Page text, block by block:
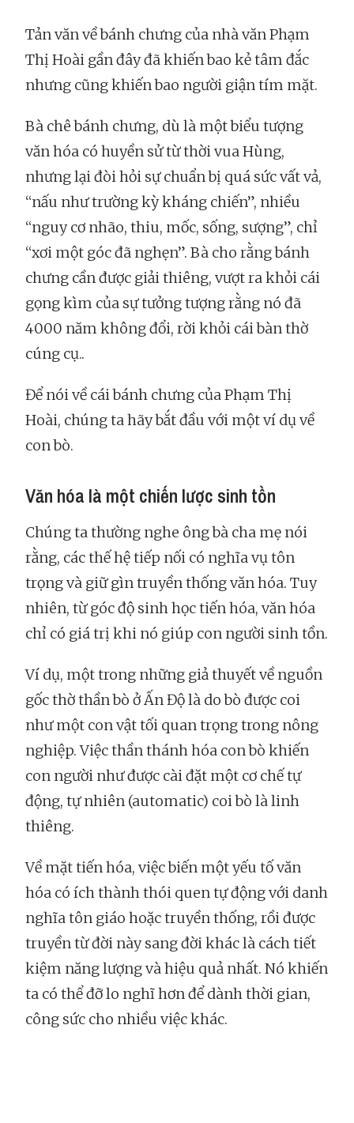
Tản văn về bánh chưng của nhà văn Phạm
Thị Hoài gần đây đã khiến bao kẻ tâm đắc
nhưng cũng khiến bao người giận tím mặt.
Bà chê bánh chưng, dù là một biểu tượng
văn hóa có huyền sử từ thời vua Hùng,
nhưng lại đòi hỏi sự chuẩn bị quá sức vất vả,
“nấu như trường kỳ kháng chiến”, nhiều
“nguy cơ nhão, thiu, mốc, sống, sượng”, chỉ
“xơi một góc đã nghẹn”. Bà cho rằng bánh
chưng cần được giải thiêng, vượt ra khỏi cái
gọng kìm của sự tưởng tượng rằng nó đã
4000 năm không đổi, rời khỏi cái bàn thờ
cúng cụ..
Để nói về cái bánh chưng của Phạm Thị
Hoài, chúng ta hãy bắt đầu với một ví dụ về
con bò.
Văn hóa là một chiến lược sinh tồn
Chúng ta thường nghe ông bà cha mẹ nói
rằng, các thế hệ tiếp nối có nghĩa vụ tôn
trọng và giữ gìn truyền thống văn hóa. Tuy
nhiên, từ góc độ sinh học tiến hóa, văn hóa
chỉ có giá trị khi nó giúp con người sinh tồn.
Ví dụ, một trong những giả thuyết về nguồn
gốc thờ thần bò ở Ấn Độ là do bò được coi
như một con vật tối quan trọng trong nông
nghiệp. Việc thần thánh hóa con bò khiến
con người như được cài đặt một cơ chế tự
động, tự nhiên (automatic) coi bò là linh
thiêng.
Về mặt tiến hóa, việc biến một yếu tố văn
hóa có ích thành thói quen tự động với danh
nghĩa tôn giáo hoặc truyền thống, rồi được
truyền từ đời này sang đời khác là cách tiết
kiệm năng lượng và hiệu quả nhất. Nó khiến
ta có thể đỡ lo nghĩ hơn để dành thời gian,
công sức cho nhiều việc khác.